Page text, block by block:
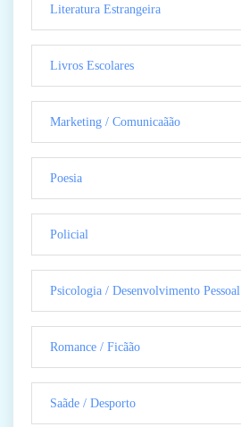
Literatura Estrangeira
Livros Escolares
Marketing / Comunicaãão
Poesia
Policial
Psicologia / Desenvolvimento Pessoal
Romance / Ficãão
Saãde / Desporto